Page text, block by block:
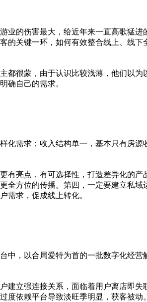
业的伤害最大，给近年来一直高歌猛进
的关键一环，如何有效整合线上、线
很蒙，由于认识比较浅薄，他们以
确自己的需求。
需求；收入结构单一，基本只有房
有亮点，有可选择性 ，打造差异化的
全方位的传播。第四，一定要建立私
需求，促成线上转化。
台中，以合局爱特为首的一批数字化经
建立强连接关系，面临着用户离店即
度依赖平台导致淡旺季明显，获客被